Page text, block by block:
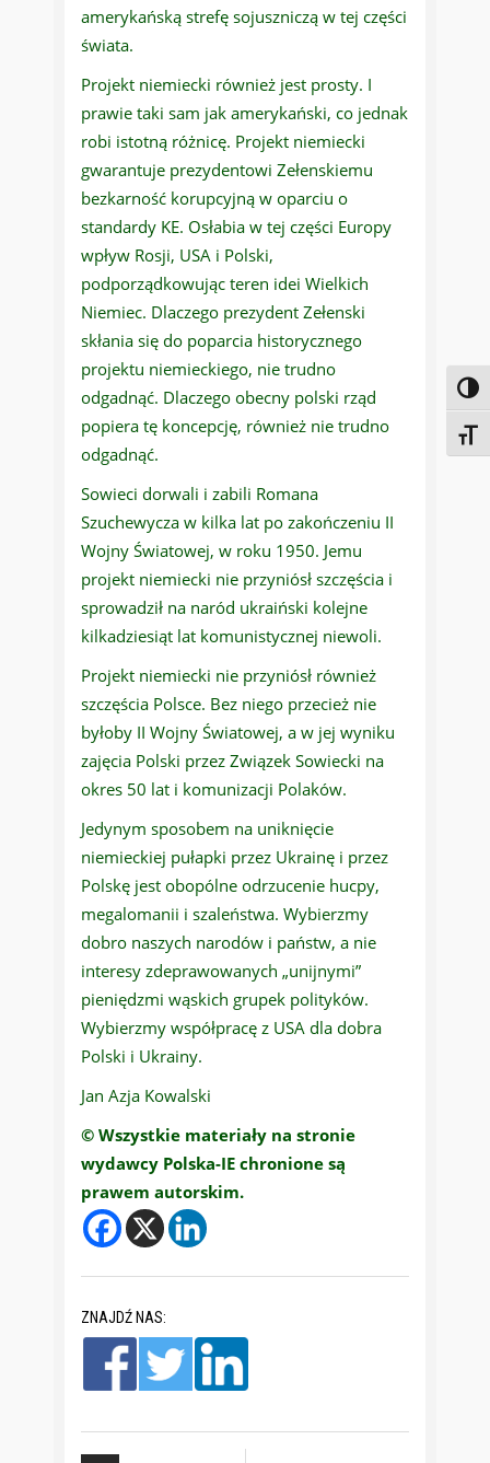
amerykańską strefę sojuszniczą w tej części
świata.
Projekt niemiecki również jest prosty. I
prawie taki sam jak amerykański, co jednak
robi istotną różnicę. Projekt niemiecki
gwarantuje prezydentowi Zełenskiemu
bezkarność korupcyjną w oparciu o
standardy KE. Osłabia w tej części Europy
wpływ Rosji, USA i Polski,
podporządkowując teren idei Wielkich
Niemiec. Dlaczego prezydent Zełenski
skłania się do poparcia historycznego
projektu niemieckiego, nie trudno
odgadnąć. Dlaczego obecny polski rząd
popiera tę koncepcję, również nie trudno
odgadnąć.
Sowieci dorwali i zabili Romana
Szuchewycza w kilka lat po zakończeniu II
Wojny Światowej, w roku 1950. Jemu
projekt niemiecki nie przyniósł szczęścia i
sprowadził na naród ukraiński kolejne
kilkadziesiąt lat komunistycznej niewoli.
Projekt niemiecki nie przyniósł również
szczęścia Polsce. Bez niego przecież nie
byłoby II Wojny Światowej, a w jej wyniku
zajęcia Polski przez Związek Sowiecki na
okres 50 lat i komunizacji Polaków.
Jedynym sposobem na uniknięcie
niemieckiej pułapki przez Ukrainę i przez
Polskę jest obopólne odrzucenie hucpy,
megalomanii i szaleństwa. Wybierzmy
dobro naszych narodów i państw, a nie
interesy zdeprawowanych „unijnymi”
pieniędzmi wąskich grupek polityków.
Wybierzmy współpracę z USA dla dobra
Polski i Ukrainy.
Jan Azja Kowalski
© Wszystkie materiały na stronie
wydawcy Polska-IE chronione są
prawem autorskim.
ZNAJDŹ NAS: